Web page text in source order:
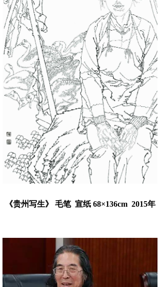
《贵州写生》 毛笔 宣纸 68×136cm 2015年